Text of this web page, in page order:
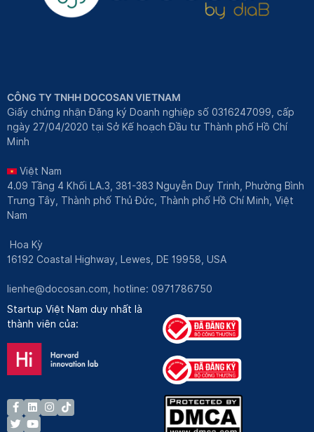
CÔNG TY TNHH DOCOSAN VIETNAM
Giấy chứng nhận Đăng ký Doanh nghiệp số 0316247099, cấp
ngày 27/04/2020 tại Sở Kế hoạch Đầu tư Thành phố Hồ Chí
Minh
Việt Nam
4.09 Tầng 4 Khối LA.3, 381-383 Nguyễn Duy Trinh, Phường Bình
Trưng Tây, Thành phố Thủ Đức, Thành phố Hồ Chí Minh, Việt
Nam
Hoa Kỳ
16192 Coastal Highway, Lewes, DE 19958, USA
lienhe@docosan.com, hotline: 0971786750
Startup Việt Nam duy nhất là
thành viên của: